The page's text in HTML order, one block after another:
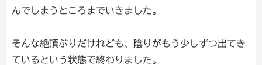
んでしまうところまでいきました。
そんな絶頂ぶりだけれども、陰りがもう少しずつ出てき
ているという状態で終わりました。